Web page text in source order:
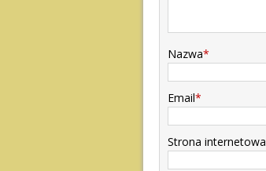
Nazwa*
Email*
Strona internetowa